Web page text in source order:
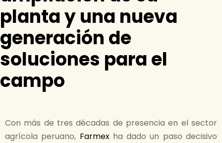
planta y una nueva
generación de
soluciones para el
campo
Con más de tres décadas de presencia en el sector
agrícola peruano, Farmexha dado un paso decisivo